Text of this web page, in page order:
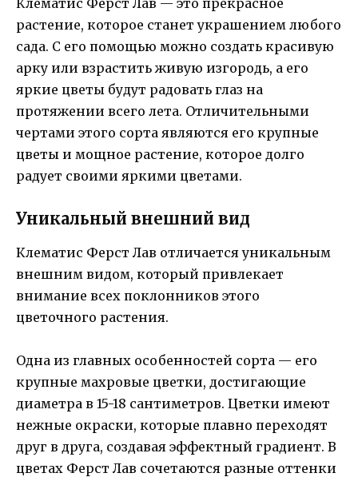
Клематис Ферст Лав — это прекрасное
растение, которое станет украшением любого
сада. С его помощью можно создать красивую
арку или взрастить живую изгородь, а его
яркие цветы будут радовать глаз на
протяжении всего лета. Отличительными
чертами этого сорта являются его крупные
цветы и мощное растение, которое долго
радует своими яркими цветами.
Уникальный внешний вид
Клематис Ферст Лав отличается уникальным
внешним видом, который привлекает
внимание всех поклонников этого
цветочного растения.
Одна из главных особенностей сорта — его
крупные махровые цветки, достигающие
диаметра в 15-18 сантиметров. Цветки имеют
нежные окраски, которые плавно переходят
друг в друга, создавая эффектный градиент. В
цветах Ферст Лав сочетаются разные оттенки